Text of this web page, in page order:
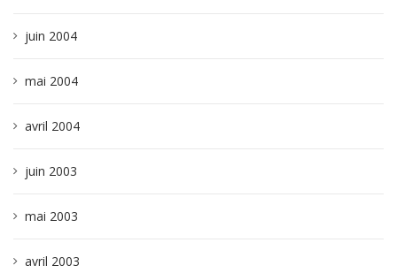
juin 2004
mai 2004
avril 2004
juin 2003
mai 2003
avril 2003